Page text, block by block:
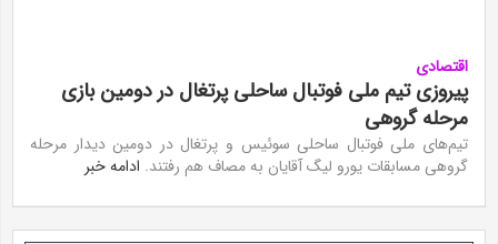
اقتصادی
پیروزی تیم ملی فوتبال ساحلی پرتغال در دومین بازی
مرحله گروهی
تیم‌های ملی فوتبال ساحلی سوئیس و پرتغال در دومین دیدار مرحله
گروهی مسابقات یورو لیگ آقایان به مصاف هم رفتند. ادامه خبر